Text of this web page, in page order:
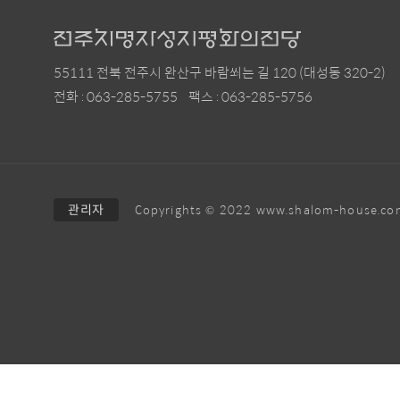
55111 전북 전주시 완산구 바람쐬는 길 120 (대성동 320-2)
전화 : 063-285-5755
팩스 : 063-285-5756
관리자 Copyrights © 2022 www.shalom-